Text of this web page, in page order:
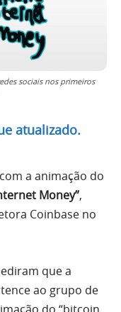
sociais nos primeiros
atualizado.
a animação do
Money”,
Coinbase no
que a
ao grupo de